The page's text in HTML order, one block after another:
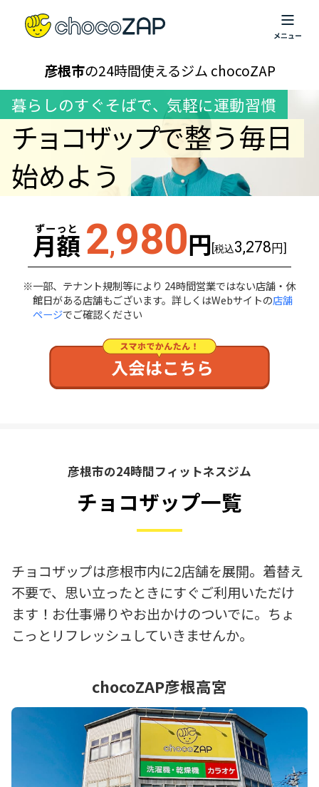
彦根市の24時間使えるジム chocoZAP
暮らしのすぐそばで、 気軽に運動習慣
チョコザップで整う毎日
始めよう
ずーっと
月額 2,980円[税込3,278円]
一部、テナント規制等により 24時間営業ではない店舗・休
館日がある店舗もございます。詳しくはWebサイトの店舗
ページでご確認ください
彦根市の24時間フィットネスジム
チョコザップ一覧
チョコザップは彦根市内に2店舗を展開。着替え
不要で、思い立ったときにすぐご利用いただけ
ます！お仕事帰りやお出かけのついでに。ちょ
こっとリフレッシュしていきませんか。
chocoZAP彦根高宮